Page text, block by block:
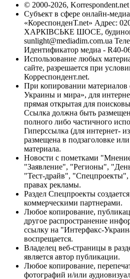
© 2000-2026, Korrespondent.net
Субъект в сфере онлайн-
«КореспонденТ.net» Адрес:
ХАРКІВСЬКЕ ШОСЕ, будинок
sunlight@mediadim.com.ua
Идентификатор медиа - R40-
Использование любых
сайте, разрешается при
Корреспондент.net.
При копировании
Украины и мира», для
прямая открытая для
Ссылка должна быть
полного либо частичного
Гиперссылка (для интернет-
размещена в подзаголовке
материала.
Новости с пометками
"Заявление", "Регионы",
"Тест-драйв",
правах рекламы.
Раздел Спецпроекты
коммерческими партнерами.
Любое копирование,
другое распространение
ссылку на "Интерфакс-
воспрещается.
Владелец веб-страницы в
является автор публикации.
Любое копирование,
фотографий и/или